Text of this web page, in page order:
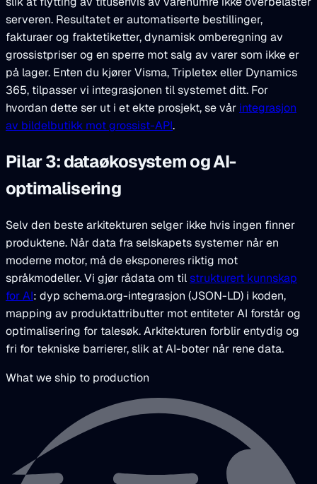
serveren. Resultatet er automatiserte bestillinger,
fakturaer og fraktetiketter, dynamisk omberegning av
grossistpriser og en sperre mot salg av varer som ikke er
på lager. Enten du kjører Visma, Tripletex eller Dynamics
365, tilpasser vi integrasjonen til systemet ditt. For
hvordan dette ser ut i et ekte prosjekt, se vår integrasjon
av bildelbutikk mot grossist-API.
Pilar 3: dataøkosystem og AI-
optimalisering
Selv den beste arkitekturen selger ikke hvis ingen finner
produktene. Når data fra selskapets systemer når en
moderne motor, må de eksponeres riktig mot
språkmodeller. Vi gjør rådata om tilstrukturert kunnskap
for AI: dyp schema.org-integrasjon (JSON-LD) i koden,
mapping av produktattributter mot entiteter AI forstår og
optimalisering for talesøk. Arkitekturen forblir entydig og
fri for tekniske barrierer, slik at AI-boter når rene data.
What we ship to production